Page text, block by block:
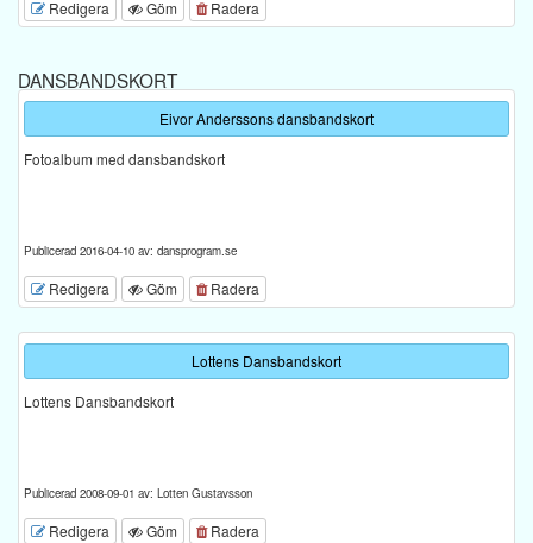
Redigera Göm Radera
DANSBANDSKORT
Eivor Anderssons dansbandskort
Fotoalbum med dansbandskort
Publicerad 2016-04-10 av: dansprogram.se
Redigera Göm Radera
Lottens Dansbandskort
Lottens Dansbandskort
Publicerad 2008-09-01 av: Lotten Gustavsson
Redigera Göm Radera